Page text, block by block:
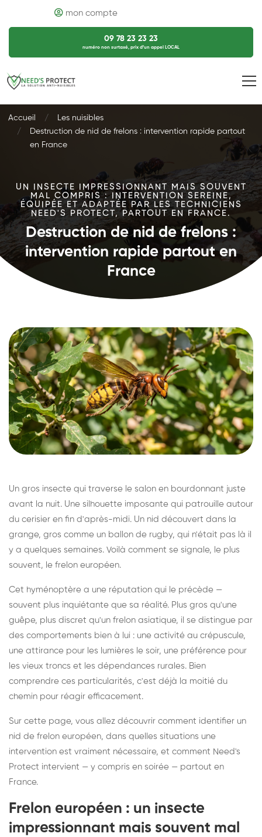
mon compte
09 78 23 23 23
numéro non surtaxé, prix d’un appel LOCAL
Accueil
Les nuisibles
Destruction de nid de frelons : intervention rapide partout
en France
UN INSECTE IMPRESSIONNANT MAIS SOUVENT
MAL COMPRIS : INTERVENTION SEREINE,
ÉQUIPÉE ET ADAPTÉE PAR LES TECHNICIENS
NEED'S PROTECT, PARTOUT EN FRANCE.
Destruction de nid de frelons :
intervention rapide partout en
France
Un gros insecte qui traverse le salon en bourdonnant juste
avant la nuit. Une silhouette imposante qui patrouille autour
du cerisier en fin d'après-midi. Un nid découvert dans la
grange, gros comme un ballon de rugby, qui n'était pas là il
y a quelques semaines. Voilà comment se signale, le plus
souvent, le frelon européen.
Cet hyménoptère a une réputation qui le précède —
souvent plus inquiétante que sa réalité. Plus gros qu'une
guêpe, plus discret qu'un frelon asiatique, il se distingue par
des comportements bien à lui : une activité au crépuscule,
une attirance pour les lumières le soir, une préférence pour
les vieux troncs et les dépendances rurales. Bien
comprendre ces particularités, c'est déjà la moitié du
chemin pour réagir efficacement.
Sur cette page, vous allez découvrir comment identifier un
nid de frelon européen, dans quelles situations une
intervention est vraiment nécessaire, et comment Need's
Protect intervient — y compris en soirée — partout en
France.
Frelon européen : un insecte
impressionnant mais souvent mal